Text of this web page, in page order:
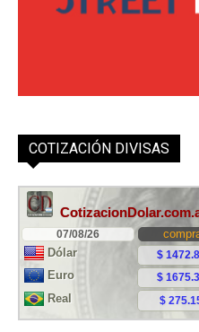
COTIZACIÓN DIVISAS